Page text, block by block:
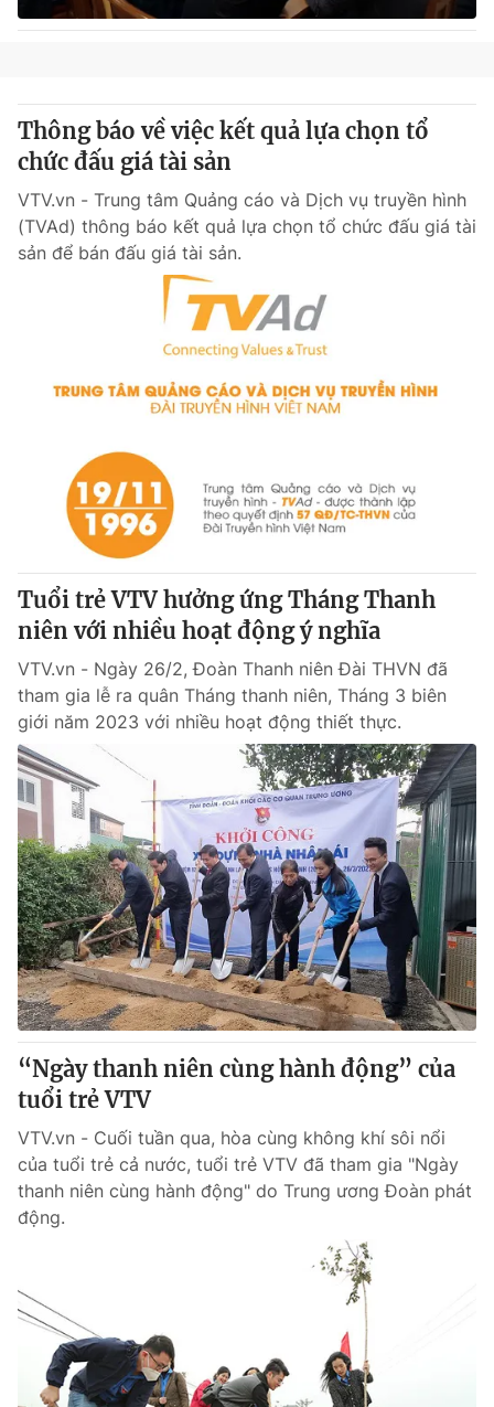
Thông báo về việc kết quả lựa chọn tổ
chức đấu giá tài sản
VTV.vn - Trung tâm Quảng cáo và Dịch vụ truyền hình
(TVAd) thông báo kết quả lựa chọn tổ chức đấu giá tài
sản để bán đấu giá tài sản.
Tuổi trẻ VTV hưởng ứng Tháng Thanh
niên với nhiều hoạt động ý nghĩa
VTV.vn - Ngày 26/2, Đoàn Thanh niên Đài THVN đã
tham gia lễ ra quân Tháng thanh niên, Tháng 3 biên
giới năm 2023 với nhiều hoạt động thiết thực.
“Ngày thanh niên cùng hành động” của
tuổi trẻ VTV
VTV.vn - Cuối tuần qua, hòa cùng không khí sôi nổi
của tuổi trẻ cả nước, tuổi trẻ VTV đã tham gia "Ngày
thanh niên cùng hành động" do Trung ương Đoàn phát
động.